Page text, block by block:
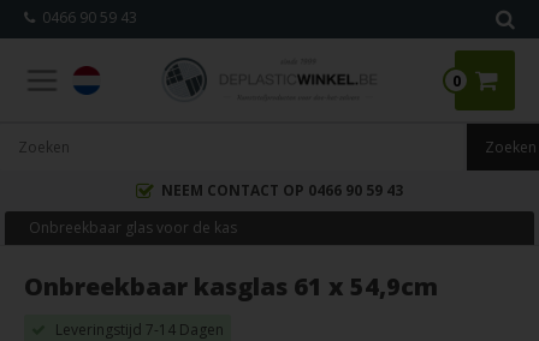
0466 90 59 43
0
NEEM CONTACT OP 0466 90 59 43
Onbreekbaar glas voor de kas
Onbreekbaar kasglas 61 x 54,9cm
Leveringstijd 7-14 Dagen